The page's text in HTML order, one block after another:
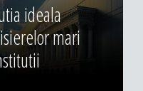
ideala
mari